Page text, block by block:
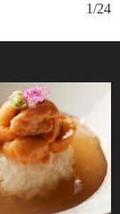
1/24